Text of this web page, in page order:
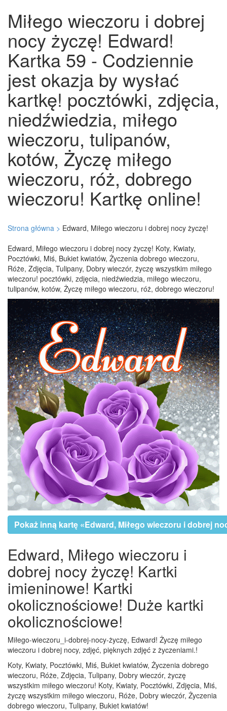
Miłego wieczoru i dobrej
nocy życzę! Edward!
Kartka 59 - Codziennie
jest okazja by wysłać
kartkę! pocztówki, zdjęcia,
niedźwiedzia, miłego
wieczoru, tulipanów,
kotów, Życzę miłego
wieczoru, róż, dobrego
wieczoru! Kartkę online!
Strona główna > Edward, Miłego wieczoru i dobrej nocy życzę!
Edward, Miłego wieczoru i dobrej nocy życzę! Koty, Kwiaty,
Pocztówki, Miś, Bukiet kwiatów, Życzenia dobrego wieczoru,
Róże, Zdjęcia, Tulipany, Dobry wieczór, życzę wszystkim miłego
wieczoru! pocztówki, zdjęcia, niedźwiedzia, miłego wieczoru,
tulipanów, kotów, Życzę miłego wieczoru, róż, dobrego wieczoru!
Pokaż inną kartę «Edward, Miłego wieczoru i dobrej
Edward, Miłego wieczoru i
dobrej nocy życzę! Kartki
imieninowe! Kartki
okolicznościowe! Duże kartki
okolicznościowe!
Miłego-wieczoru_i-dobrej-nocy-życzę, Edward! Życzę miłego
wieczoru i dobrej nocy, zdjęć, pięknych zdjęć z życzeniami.!
Koty, Kwiaty, Pocztówki, Miś, Bukiet kwiatów, Życzenia dobrego
wieczoru, Róże, Zdjęcia, Tulipany, Dobry wieczór, życzę
wszystkim miłego wieczoru! Koty, Kwiaty, Pocztówki, Zdjęcia, Miś,
życzę wszystkim miłego wieczoru, Róże, Dobry wieczór, Życzenia
dobrego wieczoru, Tulipany, Bukiet kwiatów!